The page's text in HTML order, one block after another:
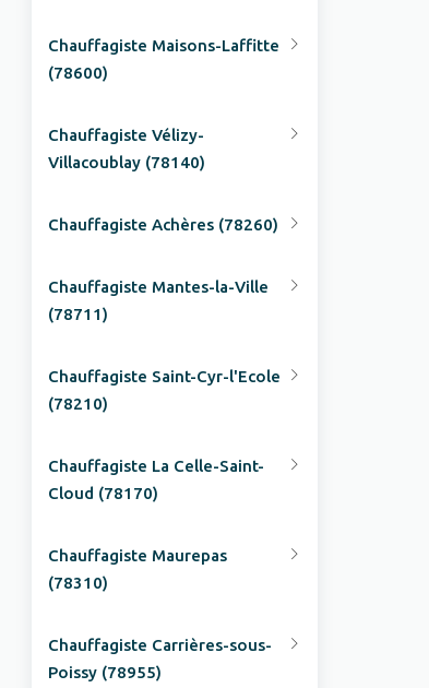
Chauffagiste Maisons-Laffitte
(78600)
Chauffagiste Vélizy-
Villacoublay (78140)
Chauffagiste Achères (78260)
Chauffagiste Mantes-la-Ville
(78711)
Chauffagiste Saint-Cyr-l'Ecole
(78210)
Chauffagiste La Celle-Saint-
Cloud (78170)
Chauffagiste Maurepas
(78310)
Chauffagiste Carrières-sous-
Poissy (78955)